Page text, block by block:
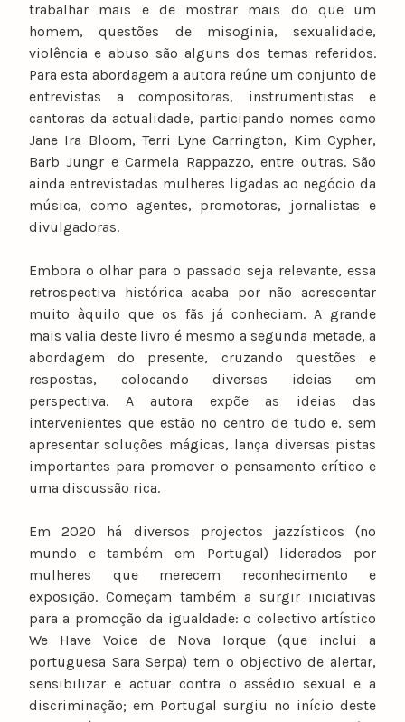
trabalhar mais e de mostrar mais do que um
homem, questões de misoginia, sexualidade,
violência e abuso são alguns dos temas referidos.
Para esta abordagem a autora reúne um conjunto de
entrevistas a compositoras, instrumentistas e
cantoras da actualidade, participando nomes como
Jane Ira Bloom, Terri Lyne Carrington, Kim Cypher,
Barb Jungr e Carmela Rappazzo, entre outras. São
ainda entrevistadas mulheres ligadas ao negócio da
música, como agentes, promotoras, jornalistas e
divulgadoras.
Embora o olhar para o passado seja relevante, essa
retrospectiva histórica acaba por não acrescentar
muito àquilo que os fãs já conheciam. A grande
mais valia deste livro é mesmo a segunda metade, a
abordagem do presente, cruzando questões e
respostas, colocando diversas ideias em
perspectiva. A autora expõe as ideias das
intervenientes que estão no centro de tudo e, sem
apresentar soluções mágicas, lança diversas pistas
importantes para promover o pensamento crítico e
uma discussão rica.
Em 2020 há diversos projectos jazzísticos (no
mundo e também em Portugal) liderados por
mulheres que merecem reconhecimento e
exposição. Começam também a surgir iniciativas
para a promoção da igualdade: o colectivo artístico
We Have Voice de Nova Iorque (que inclui a
portuguesa Sara Serpa) tem o objectivo de alertar,
sensibilizar e actuar contra o assédio sexual e a
discriminação; em Portugal surgiu no início deste